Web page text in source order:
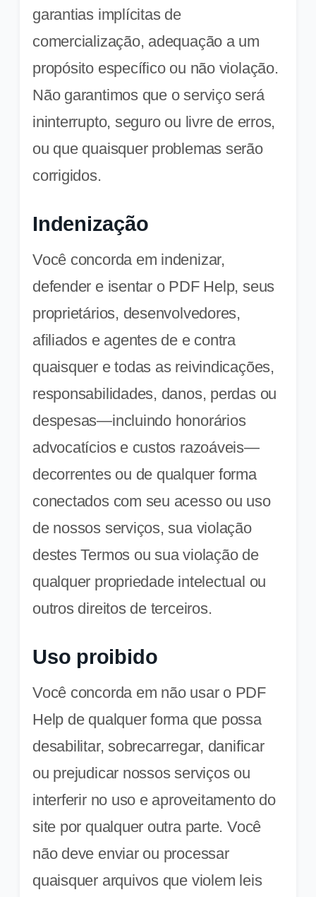
garantias implícitas de
comercialização, adequação a um
propósito específico ou não violação.
Não garantimos que o serviço será
ininterrupto, seguro ou livre de erros,
ou que quaisquer problemas serão
corrigidos.
Indenização
Você concorda em indenizar,
defender e isentar o PDF Help, seus
proprietários, desenvolvedores,
afiliados e agentes de e contra
quaisquer e todas as reivindicações,
responsabilidades, danos, perdas ou
despesas—incluindo honorários
advocatícios e custos razoáveis—
decorrentes ou de qualquer forma
conectados com seu acesso ou uso
de nossos serviços, sua violação
destes Termos ou sua violação de
qualquer propriedade intelectual ou
outros direitos de terceiros.
Uso proibido
Você concorda em não usar o PDF
Help de qualquer forma que possa
desabilitar, sobrecarregar, danificar
ou prejudicar nossos serviços ou
interferir no uso e aproveitamento do
site por qualquer outra parte. Você
não deve enviar ou processar
quaisquer arquivos que violem leis